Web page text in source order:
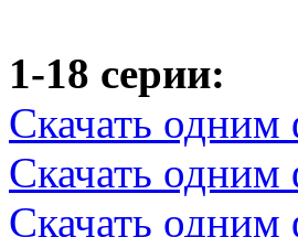
1-18 серии:
Скачать
Скачать
Скачать